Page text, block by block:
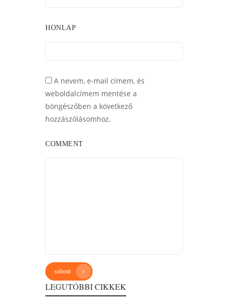
HONLAP
A nevem, e-mail címem, és
weboldalcímem mentése a
böngészőben a következő
hozzászólásomhoz.
COMMENT
submit
LEGUTÓBBI CIKKEK